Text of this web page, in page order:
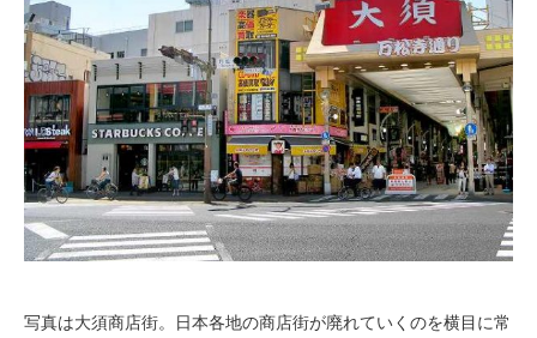
写真は大須商店街。日本各地の商店街が廃れていくのを横目に常